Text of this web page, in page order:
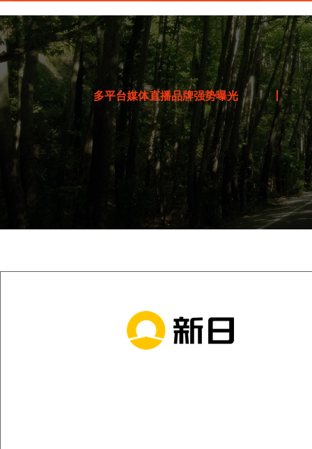
此生必跑，独一无二“吉象赛道”马拉松丨2026锡山宛山湖马拉松11月8日鸣枪开跑
来啦！13000人，2026锡山宛山湖马拉松11月8日鸣枪开跑
报名倒计时！参赛门槛升级
成绩证书、赛场照片查询下载！完赛服、PB服、破3风衣申领流程
宛马奔腾！圆满开跑
文明参赛，明天7:30开跑~
今天开始领物啦~
吴韵传承·AR赋能！宛马奖牌公布
吉『象』赛道OrangeLine更新！11月9日带你跑向最好成绩~
11月9日，一起宛马奔腾！参赛物资领取攻略来啦
下周日开跑！参赛服、完赛服、PB服、破3风衣公布
开跑倒计时33天！佳节快乐
丈量完成！2025金秋吉象赛道，奔跑正当时
多平台媒体直播品牌强势曝光 丨